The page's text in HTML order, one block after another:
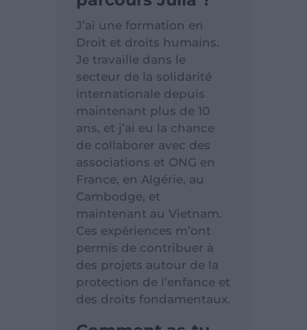
J’ai une formation en
Droit et droits humains.
Je travaille dans le
secteur de la solidarité
internationale depuis
maintenant plus de 10
ans, et j’ai eu la chance
de collaborer avec des
associations et ONG en
France, en Algérie, au
Cambodge, et
maintenant au Vietnam.
Ces expériences m’ont
permis de contribuer à
des projets autour de la
protection de l’enfance et
des droits fondamentaux.